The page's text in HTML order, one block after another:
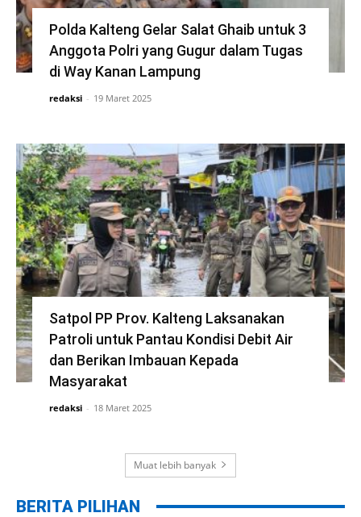
Polda Kalteng Gelar Salat Ghaib untuk 3
Anggota Polri yang Gugur dalam Tugas
di Way Kanan Lampung
redaksi - 19 Maret 2025
Satpol PP Prov. Kalteng Laksanakan
Patroli untuk Pantau Kondisi Debit Air
dan Berikan Imbauan Kepada
Masyarakat
redaksi - 18 Maret 2025
Muat lebih banyak
BERITA PILIHAN